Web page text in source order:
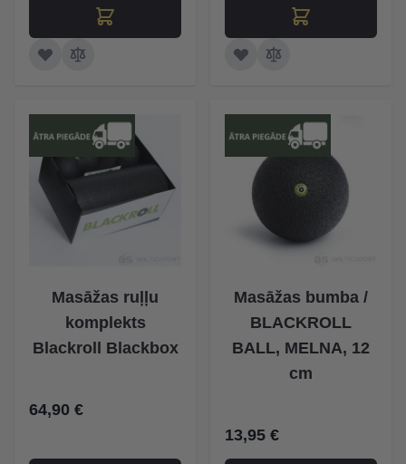
Masāžas ruļļu
komplekts
Blackroll Blackbox
64,90 €
Masāžas bumba /
BLACKROLL
BALL, MELNA, 12
cm
13,95 €